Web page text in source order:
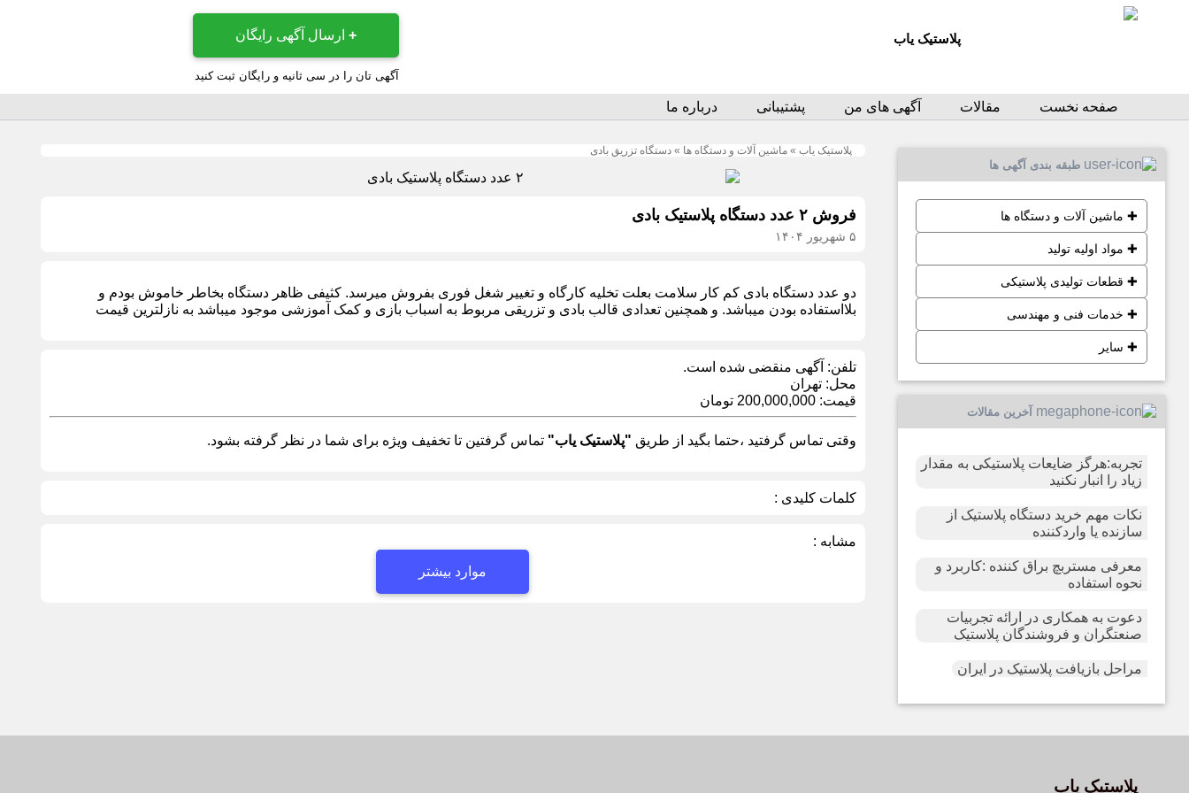
پلاستیک یاب +ارسال آگهی رایگان
آگهی تان را در سی ثانیه و رایگان ثبت کنید
صفحه نخست مقالات آگهی های من پشتیبانی درباره ما
پلاستیک یاب »ماشین آلات و دستگاه ها »دستگاه تزریق بادی
فروش ۲ عدد دستگاه پلاستیک بادی
۵ شهریور ۱۴۰۴
دو عدد دستگاه بادی کم کار سلامت بعلت تخلیه کارگاه و تغییر شغل فوری بفروش میرسد. کثیفی ظاهر دستگاه بخاطر خاموش بودم و
بلااستفاده بودن میباشد. و همچنین تعدادی قالب بادی و تزریقی مربوط به اسباب بازی و کمک آموزشی موجود میباشد به نازلترین قیمت
تلفن: آگهی منقضی شده است.
محل:تهران
قیمت:200,000,000 تومان
وقتی تماس گرفتید ،حتما بگید از طریق "پلاستیک یاب"تماس گرفتین تا تخفیف ویژه برای شما در نظر گرفته بشود.
کلمات کلیدی :
مشابه :
موارد بیشتر
طبقه بندی آگهی ها
✚ماشین آلات و دستگاه ها
✚مواد اولیه تولید
✚قطعات تولیدی پلاستیکی
✚خدمات فنی و مهندسی
✚سایر
آخرین مقالات
تجربه:هرگز ضایعات پلاستیکی به مقدار
زیاد را انبار نکنید
نکات مهم خرید دستگاه پلاستیک از
سازنده یا واردکننده
معرفی مستربچ براق کننده :کاربرد و
نحوه استفاده
دعوت به همکاری در ارائه تجربیات
صنعتگران و فروشندگان پلاستیک
مراحل بازیافت پلاستیک در ایران
پلاستیک یاب